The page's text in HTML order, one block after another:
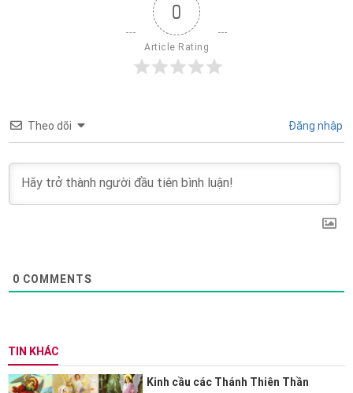
0
Article Rating
Theo dõi Đăng nhập
0 COMMENTS
TIN KHÁC
Kinh cầu các Thánh Thiên Thần